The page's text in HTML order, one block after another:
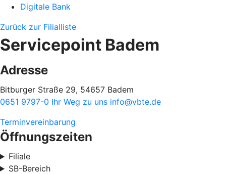
Digitale Bank
Zurück zur Filialliste
Servicepoint Badem
Adresse
Bitburger Straße 29, 54657 Badem
0651 9797-0 Ihr Weg zu uns info@vbte.de
Terminvereinbarung
Öffnungszeiten
Filiale
SB-Bereich